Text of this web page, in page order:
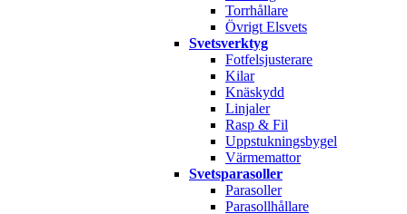
Torrhållare
Övrigt Elsvets
Svetsverktyg
Fotfelsjusterare
Kilar
Knäskydd
Linjaler
Rasp & Fil
Uppstukningsbygel
Värmemattor
Svetsparasoller
Parasoller
Parasollhållare